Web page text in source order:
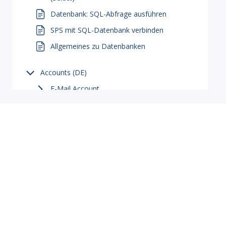
Datenbank: SQL-Abfrage ausführen
SPS mit SQL-Datenbank verbinden
Allgemeines zu Datenbanken
Accounts (DE)
E-Mail Account